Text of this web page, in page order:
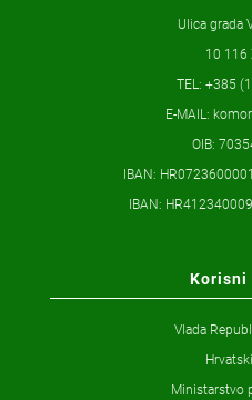
Ulica grada
10 116
TEL: +385
E-MAIL:
OIB:
IBAN:
IBAN:
Korisni
Vlada
Ministarstvo